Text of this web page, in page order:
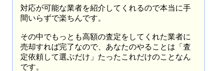
対応が可能な業者を紹介してくれるので本当に手
間いらずで楽ちんです。
その中でもっとも高額の査定をしてくれた業者に
売却すれば完了なので、あなたのやることは「査
定依頼して選ぶだけ」たったこれだけのことなん
です。